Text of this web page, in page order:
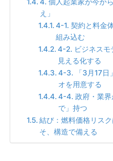
え」
4-1. 契約と料金
組み込む
4-2. ビジネスモ
見える化する
4-3. 「3月17日
オを用意する
4-4. 政府・業界
で」持つ
結び：燃料価格リス
そ、構造で備える